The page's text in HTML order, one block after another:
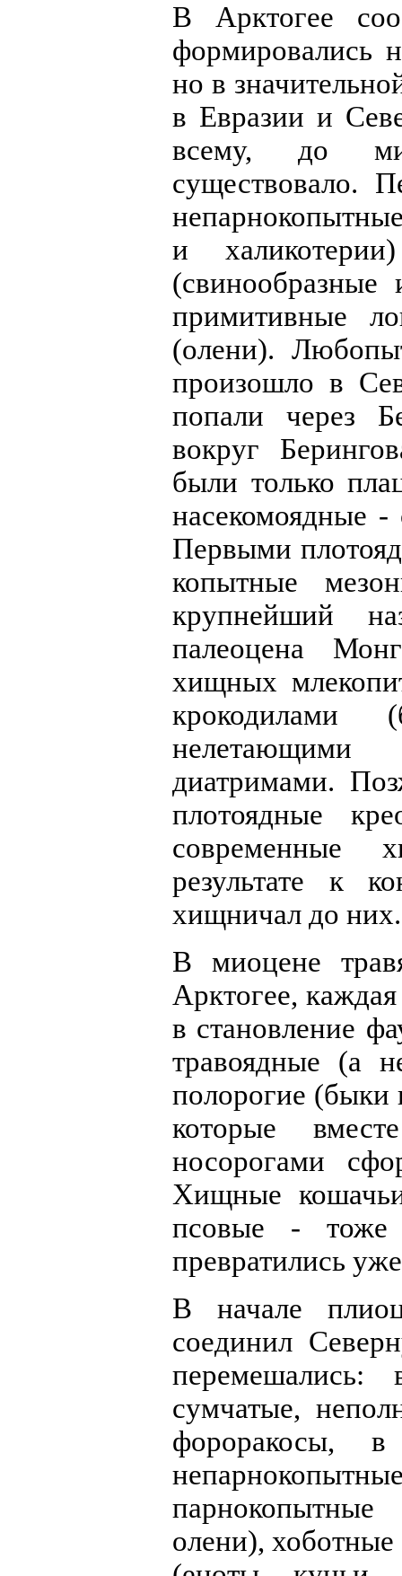
В Арктогее
формировались
но в
в Евразии и
всему, до
существовало.
и
(свинообразные
примитивные
(олени).
произошло в
попали через
вокруг
были только
насекомоядные -
Первыми
копытные
крупнейший
палеоцена
хищных
крокодилами
нелетающими
диатримами.
плотоядные
результате к
хищничал до них.
В миоцене
Арктогее,
в становление
травоядные (а
полорогие
которые
носорогами
Хищные
псовые - тоже
превратились
В начале
соединил
сумчатые,
олени),